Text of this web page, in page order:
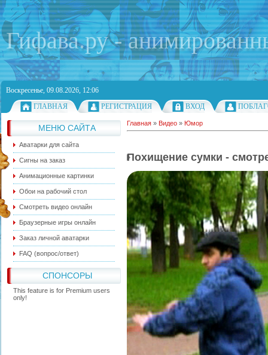
Гифава.ру -
Воскресенье, 09.08.2026, 12:06
ГЛАВНАЯ
РЕГИСТРАЦИЯ ВХОД
МЕНЮ САЙТА
Аватарки для сайта
Сигны на заказ
Анимационные картинки
Обои на рабочий стол
Смотреть видео онлайн
Браузерные игры онлайн
Заказ личной аватарки
FAQ (вопрос/ответ)
СПОНСОРЫ
This feature is for Premium users
only!
Главная » Видео » Юмор
Похищение сумки -